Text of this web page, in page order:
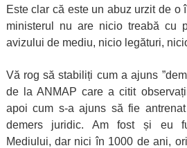
Este clar că este un abuz urzit de o
ministerul nu are nicio treabă cu
avizului de mediu, nicio legături,
Vă rog să stabiliți cum a ajuns
de la ANMAP care a citit
apoi cum s-a ajuns să fie
demers juridic. Am fost și eu
Mediului, dar nici în 1000 de ani,